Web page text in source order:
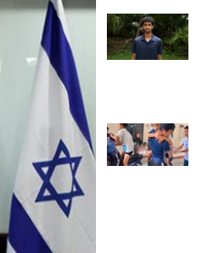
e
b
k
t
a
a
m